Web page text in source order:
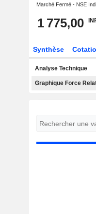
Marché Fermé - NSE
1 775,00
Synthèse
Analyse Technique
Graphique Force